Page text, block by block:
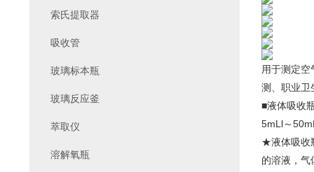
用于测定
测、职业卫
■液体吸收
5mLl～
★液体吸收
的溶液，气
索氏提取器
吸收管
玻璃标本瓶
玻璃反应釜
萃取仪
溶解氧瓶